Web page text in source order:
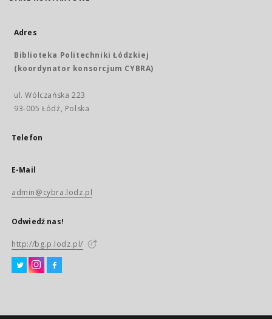
Adres
Biblioteka Politechniki Łódzkiej
(koordynator konsorcjum CYBRA)
ul. Wólczańska 223
93-005 Łódź, Polska
Telefon
E-Mail
admin@cybra.lodz.pl
Odwiedź nas!
http://bg.p.lodz.pl/